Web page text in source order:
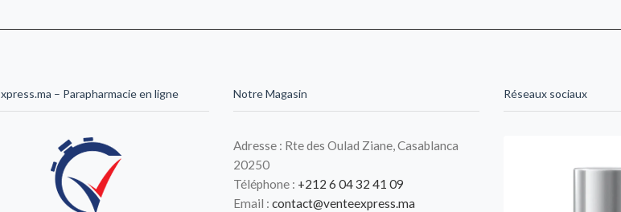
– Parapharmacie en ligne Notre Magasin
Adresse : Rte des Oulad Ziane, Casablanca
20250
Téléphone : +212 6 04 32 41 09
Email : contact@venteexpress.ma
Réseaux sociaux